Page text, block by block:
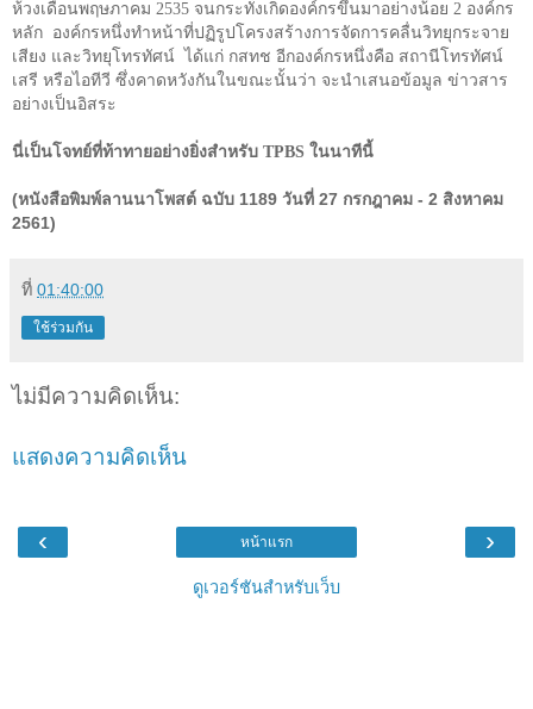
ห้วงเดือนพฤษภาคม 2535 จนกระทั่งเกิดองค์กรขึ้นมาอย่างน้อย 2 องค์กร
หลัก องค์กรหนึ่งทำหน้าที่ปฏิรูปโครงสร้างการจัดการคลื่นวิทยุกระจาย
เสียง และวิทยุโทรทัศน์ ได้แก่ กสทช อีกองค์กรหนึ่งคือ สถานีโทรทัศน์
เสรี หรือไอทีวี ซึ่งคาดหวังกันในขณะนั้นว่า จะนำเสนอข้อมูล ข่าวสาร
อย่างเป็นอิสระ
นี่เป็นโจทย์ที่ท้าทายอย่างยิ่งสำหรับ TPBS ในนาทีนี้
(หนังสือพิมพ์ลานนาโพสต์ ฉบับ 1189 วันที่ 27 กรกฎาคม - 2 สิงหาคม
2561)
ที่ 01:40:00
ใช้ร่วมกัน
ไม่มีความคิดเห็น:
แสดงความคิดเห็น
‹ ›
หน้าแรก
ดูเวอร์ชันสำหรับเว็บ